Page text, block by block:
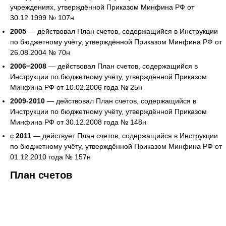
учреждениях, утверждённой Приказом Минфина РФ от
30.12.1999 № 107н
2005 — действовал План счетов, содержащийся в Инструкции
по бюджетному учёту, утверждённой Приказом Минфина РФ от
26.08.2004 № 70н
2006−2008 — действовал План счетов, содержащийся в
Инструкции по бюджетному учёту, утверждённой Приказом
Минфина РФ от 10.02.2006 года № 25н
2009-2010 — действовал План счетов, содержащийся в
Инструкции по бюджетному учёту, утверждённой Приказом
Минфина РФ от 30.12.2008 года № 148н
с 2011 — действует План счетов, содержащийся в Инструкции
по бюджетному учёту, утверждённой Приказом Минфина РФ от
01.12.2010 года № 157н
План счетов